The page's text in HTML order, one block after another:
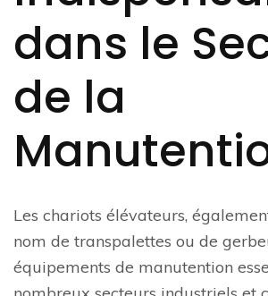
dans le
de la
Les chariots élévateurs,
nom de transpalettes ou de
équipements de manutention